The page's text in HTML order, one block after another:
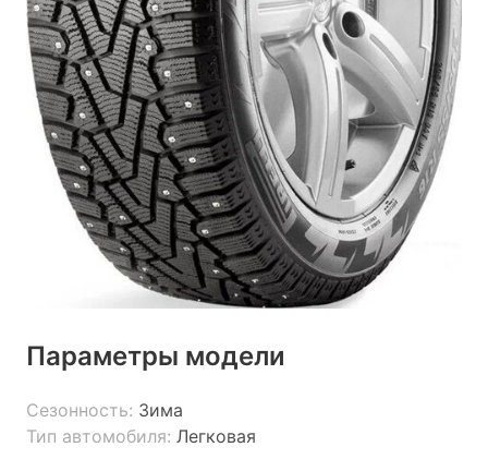
Параметры модели
Сезонность: Зима
Тип автомобиля: Легковая